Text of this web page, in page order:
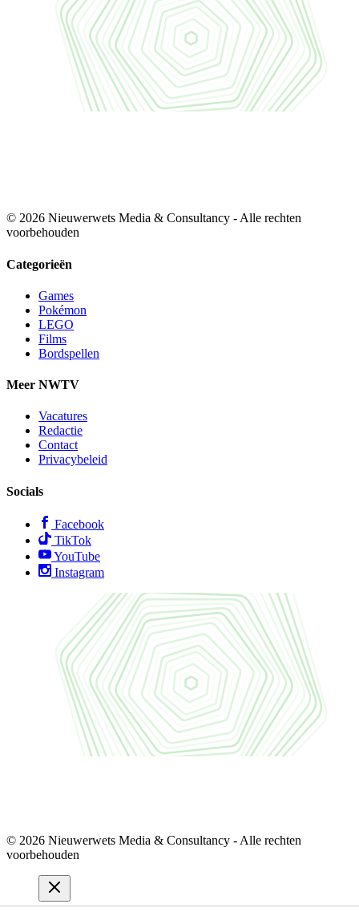
© 2026 Nieuwerwets Media & Consultancy - Alle rechten
voorbehouden
Categorieën
Games
Pokémon
LEGO
Films
Bordspellen
Meer NWTV
Vacatures
Redactie
Contact
Privacybeleid
Socials
Facebook
TikTok
YouTube
Instagram
© 2026 Nieuwerwets Media & Consultancy - Alle rechten
voorbehouden